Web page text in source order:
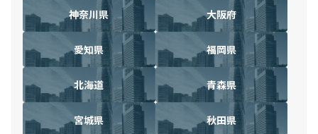
神奈川県 大阪府
愛知県 福岡県
北海道 青森県
宮城県 秋田県